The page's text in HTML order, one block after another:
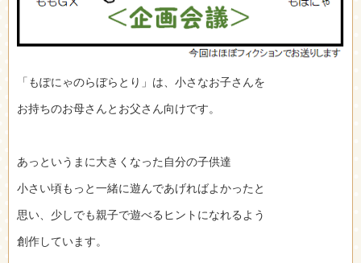
「もぽにゃのらぼらとり」は、小さなお子さんを
お持ちのお母さんとお父さん向けです。
あっというまに大きくなった自分の子供達
小さい頃もっと一緒に遊んであげればよかったと
思い、少しでも親子で遊べるヒントになれるよう
創作しています。